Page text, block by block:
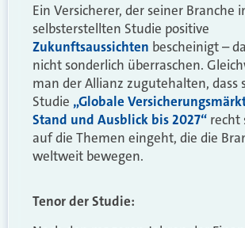
Ein Versicherer, der seiner Branche
selbsterstellten Studie positive
Zukunftsaussichten bescheinigt –
nicht sonderlich überraschen.
man der Allianz zugutehalten, dass
Studie „Globale
Stand und Ausblick bis 2027“ recht
auf die Themen eingeht, die die
weltweit bewegen.
Tenor der Studie: